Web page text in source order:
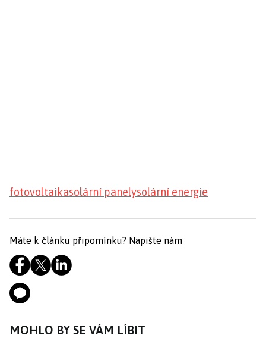
fotovoltaikasolární panelysolární energie
Máte k článku připomínku? Napište nám
MOHLO BY SE VÁM LÍBIT